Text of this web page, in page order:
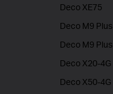
Deco XE75
Deco M9 Plus
Deco M9 Plus
Deco X20-4G
Deco X50-4G